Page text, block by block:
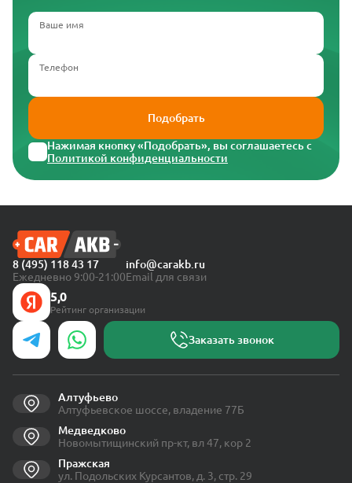
Ваше имя
Телефон
Подобрать
Нажимая кнопку «Подобрать», вы соглашаетесь с
Политикой конфиденциальности
8 (495) 118 43 17
Ежедневно 9:00-21:00
info@carakb.ru
Email для связи
5,0
Рейтинг организации
Заказать звонок
Алтуфьево
Алтуфьевское шоссе, владение 77Б
Медведково
Новомытищинский пр-кт, вл 47, кор 2
Пражская
ул. Подольских Курсантов, д. 3, стр. 29